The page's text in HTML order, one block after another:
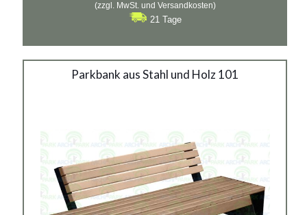
(zzgl. MwSt. und Versandkosten)
21 Tage
Parkbank aus Stahl und Holz 101
Stahlbank 101
Siehe mehr